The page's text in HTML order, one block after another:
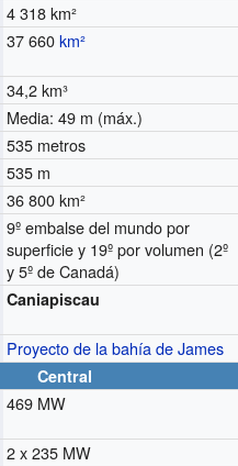
4 318 km²
37 660km²
34,2 km³
Media: 49 m (máx.)
535 metros
535 m
36 800 km²
9º embalse del mundo por
superficie y 19º por volumen (2º
y 5º de Canadá)
Caniapiscau
Proyecto de la bahía de James
Central
469 MW
2 x 235 MW